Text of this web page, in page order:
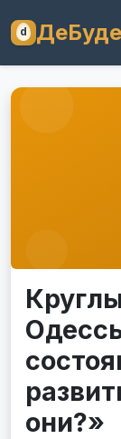
они?»